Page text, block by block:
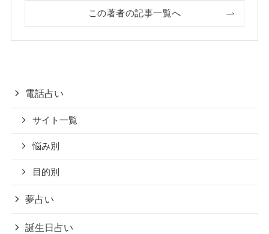
この著者の記事一覧へ
電話占い
サイト一覧
悩み別
目的別
夢占い
誕生日占い